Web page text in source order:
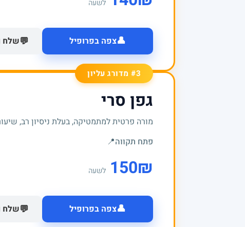
לשעה
👤צפה בפרופיל 💬שלח
#3 מדורג עליון
גפן סרי
מורה פרטית למתמטיקה, בעלת ניסיון רב,
פתח תקווה📍
₪
150 לשעה
👤צפה בפרופיל 💬שלח